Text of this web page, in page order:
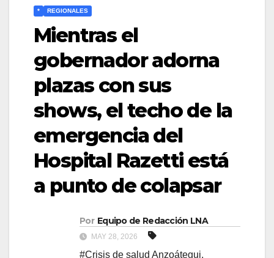
* REGIONALES
Mientras el
gobernador adorna
plazas con sus
shows, el techo de la
emergencia del
Hospital Razetti está
a punto de colapsar
Por Equipo de Redacción LNA
MAY 28, 2026
#​Crisis de salud Anzoátegui,